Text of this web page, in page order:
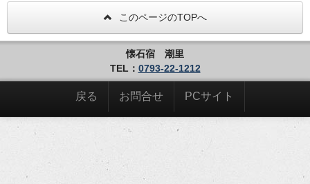
このページのTOPへ
懐石宿 潮里
TEL： 0793-22-1212
戻る お問合せ PCサイト